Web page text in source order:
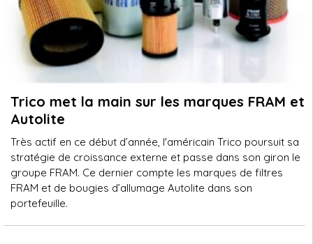
Trico met la main sur les marques FRAM et
Autolite
Très actif en ce début d’année, l'américain Trico poursuit sa
stratégie de croissance externe et passe dans son giron le
groupe FRAM. Ce dernier compte les marques de filtres
FRAM et de bougies d’allumage Autolite dans son
portefeuille.